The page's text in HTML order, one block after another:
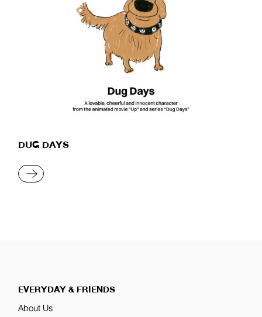
DUG DAYS
READ MORE
EVERYDAY & FRIENDS
About Us